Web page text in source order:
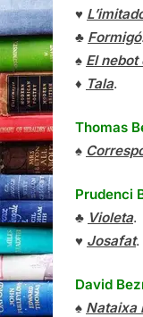
♥
♣ Formigó.
♠ El
♦ Tala.
Thomas
♠
Prudenci
♣ Violeta.
♥ Josafat.
David
♠ Nataixa